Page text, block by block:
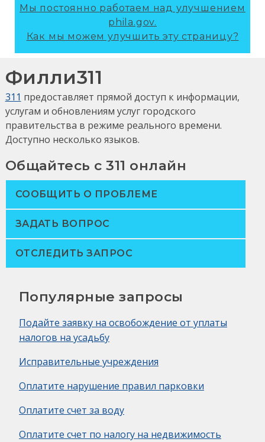
Мы постоянно работаем над улучшением
phila.gov.
Как мы можем улучшить эту страницу?
Филли311
311 предоставляет прямой доступ к информации,
услугам и обновлениям услуг городского
правительства в режиме реального времени.
Доступно несколько языков.
Общайтесь с 311 онлайн
СООБЩИТЬ О ПРОБЛЕМЕ
ЗАДАТЬ ВОПРОС
ОТСЛЕДИТЬ ЗАПРОС
Популярные запросы
Подайте заявку на освобождение от уплаты
налогов на усадьбу
Исправительные учреждения
Оплатите нарушение правил парковки
Оплатите счет за воду
Оплатите счет по налогу на недвижимость